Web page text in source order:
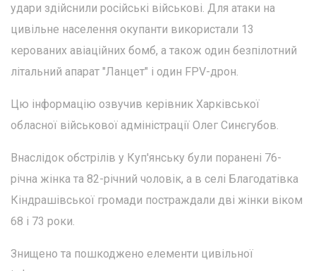
удари здійснили російські військові. Для атаки на
цивільне населення окупанти використали 13
керованих авіаційних бомб, а також один безпілотний
літальний апарат "Ланцет" і один FPV-дрон.
Цю інформацію озвучив керівник Харківської
обласної військової адміністрації Олег Синєгубов.
Внаслідок обстрілів у Куп'янську були поранені 76-
річна жінка та 82-річний чоловік, а в селі Благодатівка
Кіндрашівської громади постраждали дві жінки віком
68 і 73 роки.
Знищено та пошкоджено елементи цивільної